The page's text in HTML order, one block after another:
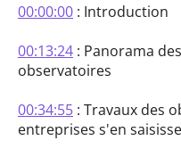
00:00:00 : Introduction
00:13:24 : Panorama
observatoires
00:34:55 : Travaux des
entreprises s'en